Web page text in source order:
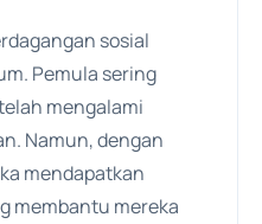
sosial
Pemula sering
mengalami
Namun, dengan
mendapatkan
membantu mereka